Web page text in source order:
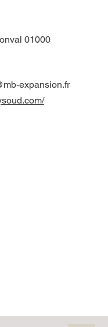
expansion.fr
01000